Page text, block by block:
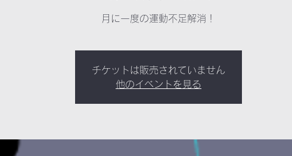
月に一度の運動不足解消！
チケットは販売されていません
他のイベントを見る